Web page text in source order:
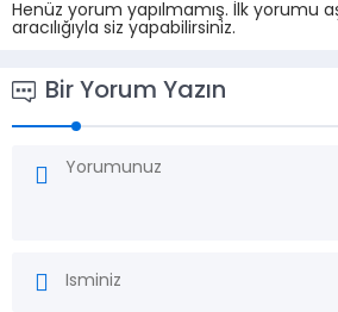
Henüz yorum yapılmamış. İlk yorumu
aracılığıyla siz yapabilirsiniz.
Bir Yorum Yazın